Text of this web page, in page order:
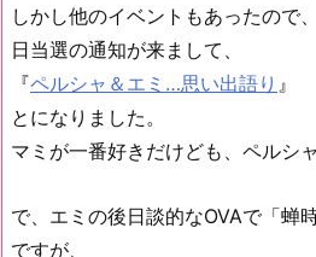
しかし他のイベントもあったので
日当選の通知が来まして、
『ペルシャ＆エミ…思い出語り 』
とになりました。
マミが一番好きだけども、ペルシ
で、エミの後日談的なOVAで「蝉
ですが、